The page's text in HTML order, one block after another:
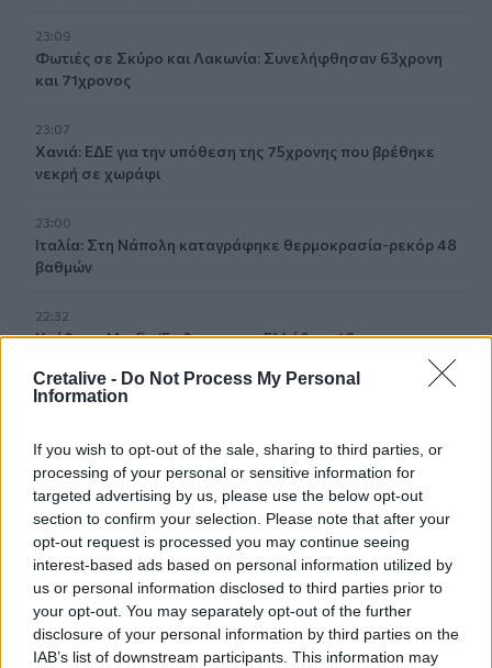
Cretalive - Do Not Process My Personal
Information
If you wish to opt-out of the sale, sharing to third parties, or
processing of your personal or sensitive information for
targeted advertising by us, please use the below opt-out
section to confirm your selection. Please note that after your
opt-out request is processed you may continue seeing
interest-based ads based on personal information utilized by
us or personal information disclosed to third parties prior to
your opt-out. You may separately opt-out of the further
disclosure of your personal information by third parties on the
IAB’s list of downstream participants. This information may
23:09
Φωτιές σε Σκύρο και Λακωνία: Συνελήφθησαν 63χρονη
και 71χρονος
23:07
Χανιά: ΕΔΕ για την υπόθεση της 75χρονης που βρέθηκε
νεκρή σε χωράφι
23:00
Ιταλία: Στη Νάπολη καταγράφηκε θερμοκρασία-ρεκόρ 48
βαθμών
22:32
Υπόθεση Marfin: Έφθασε στην Ελλάδα η 46χρονη
πυρκαγιές
22:21
Χρήστος Δάντης: «Δεν περίμενα την αχαριστία, 22 χρόνια
μετά και συνάδελφοι προσπαθούν να ξεχάσουν ότι
έγραψα αυτό το τραγούδι»
22:14
Ξεκινούν τα δοκιμαστικά δρομολόγια της επέκτασης του
Μετρό Θεσσαλονίκης